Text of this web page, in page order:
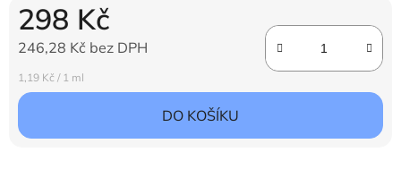
298 Kč
246,28 Kč bez DPH
Měrná cena:
1,19 Kč / 1 ml
DO KOŠÍKU